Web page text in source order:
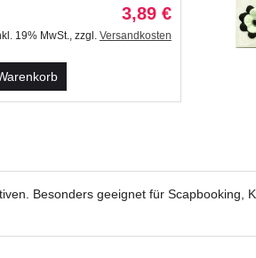
3,89 €
19% MwSt., zzgl. Versandkosten
inkl. 19% MwSt.,zzgl.
Besonders geeignet für Scapbooking,